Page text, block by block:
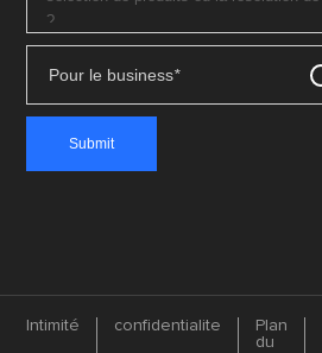
Pour le business*
Intimité confidentialite
Plan
du